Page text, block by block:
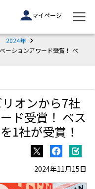
マイページ
2024年
ーションアワード受賞！ ベ
オンから7社
ド受賞！ ベス
1社が受賞！
2024年11月15日